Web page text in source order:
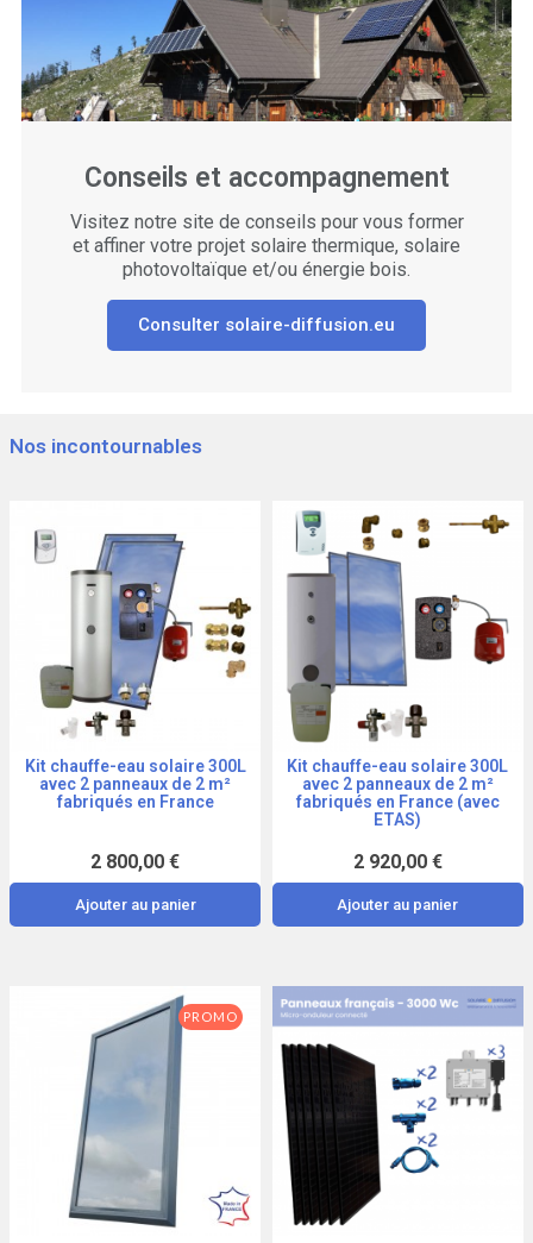
Conseils et accompagnement
Visitez notre site de conseils pour vous former
et affiner votre projet solaire thermique, solaire
photovoltaïque et/ou énergie bois.
Consulter solaire-diffusion.eu
Nos incontournables
Aperçu
Kit chauffe-eau solaire 300L
avec 2 panneaux de 2 m²
fabriqués en France
2 800,00 €
Ajouter au panier
Aperçu
Kit chauffe-eau solaire 300L
avec 2 panneaux de 2 m²
fabriqués en France (avec
ETAS)
2 920,00 €
Ajouter au panier
PROMO